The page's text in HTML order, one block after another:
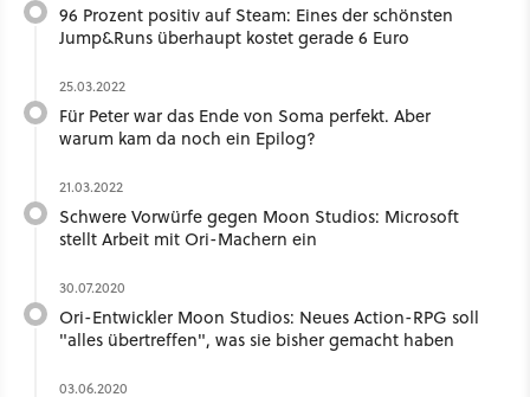
96 Prozent positiv auf Steam: Eines der schönsten
Jump&Runs überhaupt kostet gerade 6 Euro
25.03.2022
Für Peter war das Ende von Soma perfekt. Aber
warum kam da noch ein Epilog?
21.03.2022
Schwere Vorwürfe gegen Moon Studios: Microsoft
stellt Arbeit mit Ori-Machern ein
30.07.2020
Ori-Entwickler Moon Studios: Neues Action-RPG soll
"alles übertreffen", was sie bisher gemacht haben
03.06.2020